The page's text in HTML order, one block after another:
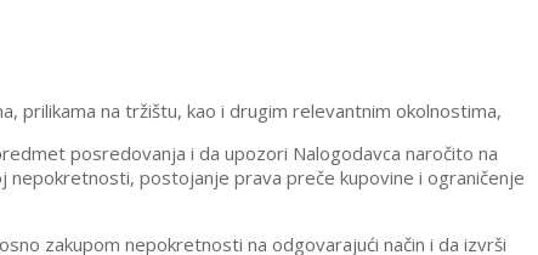
prilikama na tržištu, kao i drugim relevantnim okolnostima,
posredovanja i da upozori Nalogodavca naročito na
postojanje prava preče kupovine i ograničenje
zakupom nepokretnosti na odgovarajući način i da izvrši